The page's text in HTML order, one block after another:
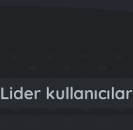
Lider kullanıcılar